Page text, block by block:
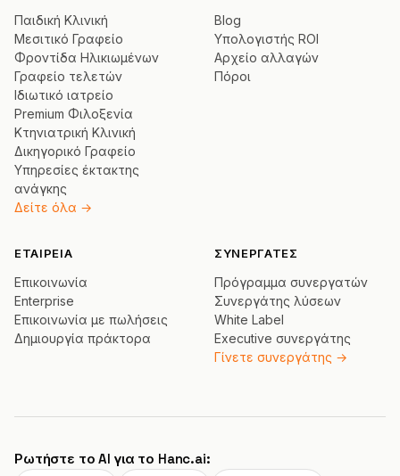
Παιδική Κλινική
Μεσιτικό Γραφείο
Φροντίδα Ηλικιωμένων
Γραφείο τελετών
Ιδιωτικό ιατρείο
Premium Φιλοξενία
Κτηνιατρική Κλινική
Δικηγορικό Γραφείο
Υπηρεσίες έκτακτης
ανάγκης
Δείτε όλα →
Blog
Υπολογιστής ROI
Αρχείο αλλαγών
Πόροι
ΕΤΑΙΡΕΊΑ
Επικοινωνία
Enterprise
Επικοινωνία με πωλήσεις
Δημιουργία πράκτορα
ΣΥΝΕΡΓΆΤΕΣ
Πρόγραμμα συνεργατών
Συνεργάτης λύσεων
White Label
Executive συνεργάτης
Γίνετε συνεργάτης →
Ρωτήστε το AI για το Hanc.ai: